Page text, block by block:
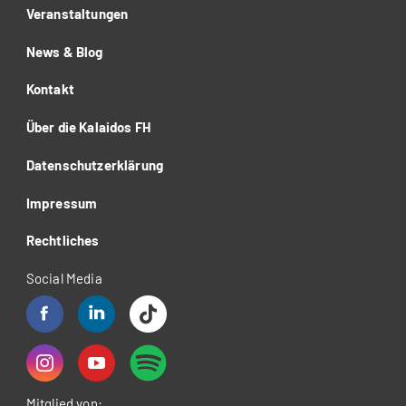
Veranstaltungen
News & Blog
Kontakt
Über die Kalaidos FH
Datenschutzerklärung
Impressum
Rechtliches
Social Media